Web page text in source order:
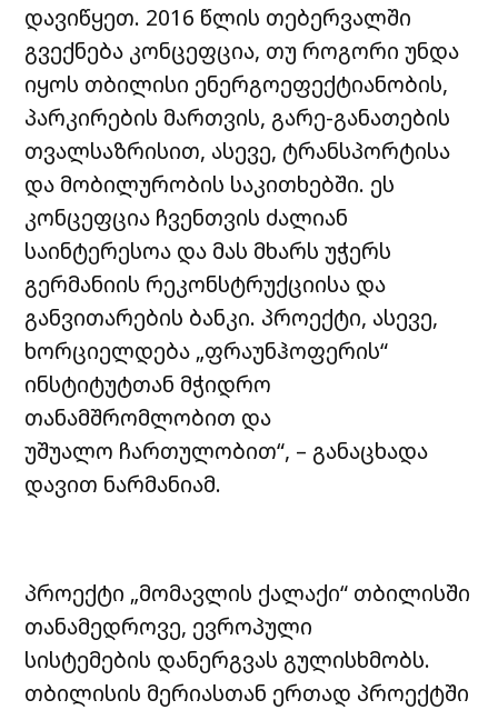
დავიწყეთ. 2016 წლის თებერვალში
გვექნება კონცეფცია, თუ როგორი უნდა
იყოს თბილისი ენერგოეფექტიანობის,
პარკირების მართვის, გარე-განათების
თვალსაზრისით, ასევე, ტრანსპორტისა
და მობილურობის საკითხებში. ეს
კონცეფცია ჩვენთვის ძალიან
საინტერესოა და მას მხარს უჭერს
გერმანიის რეკონსტრუქციისა და
განვითარების ბანკი. პროექტი, ასევე,
ხორციელდება „ფრაუნჰოფერის“
ინსტიტუტთან მჭიდრო
თანამშრომლობით და
უშუალო ჩართულობით“, – განაცხადა
დავით ნარმანიამ.
პროექტი „მომავლის ქალაქი“ თბილისში
თანამედროვე, ევროპული
სისტემების დანერგვას გულისხმობს.
თბილისის მერიასთან ერთად პროექტში